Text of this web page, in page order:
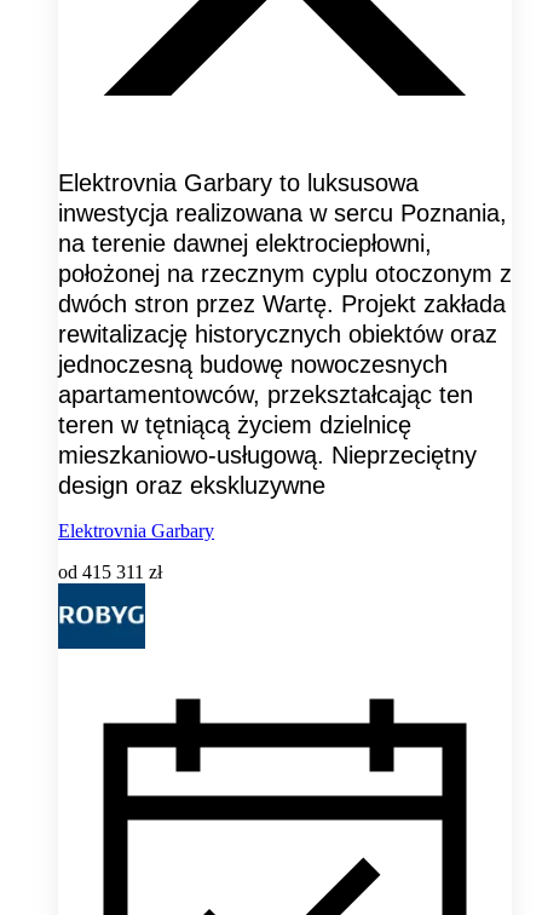
Elektrovnia Garbary to luksusowa
inwestycja realizowana w sercu Poznania,
na terenie dawnej elektrociepłowni,
położonej na rzecznym cyplu otoczonym z
dwóch stron przez Wartę. Projekt zakłada
rewitalizację historycznych obiektów oraz
jednoczesną budowę nowoczesnych
apartamentowców, przekształcając ten
teren w tętniącą życiem dzielnicę
mieszkaniowo-usługową. Nieprzeciętny
design oraz ekskluzywne
Elektrovnia Garbary
od 415 311 zł